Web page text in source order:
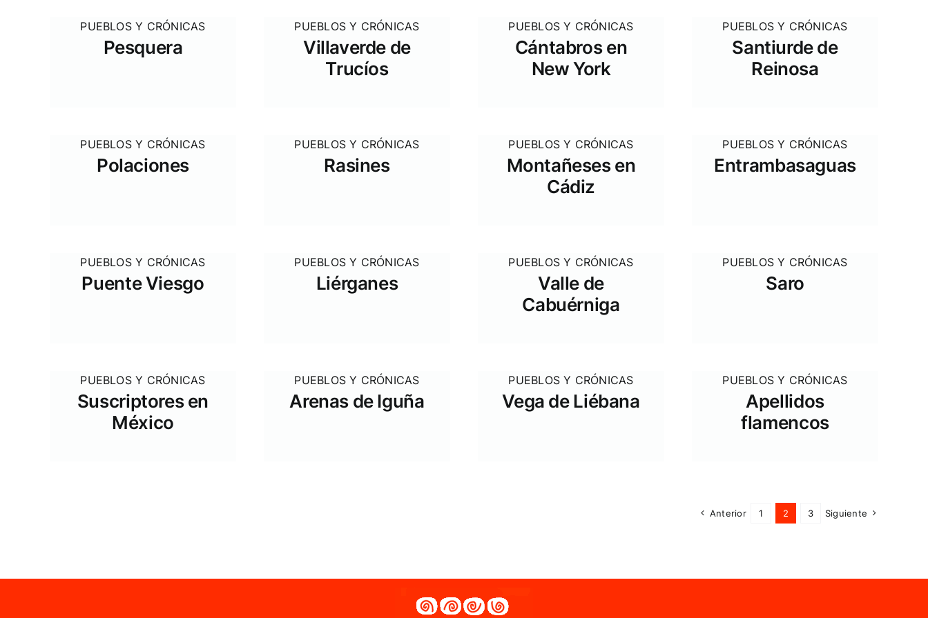
PUEBLOS Y CRÓNICAS
Pesquera
PUEBLOS Y CRÓNICAS
Villaverde de
Trucíos
PUEBLOS Y CRÓNICAS
Cántabros en
New York
PUEBLOS Y CRÓNICAS
Santiurde de
Reinosa
PUEBLOS Y CRÓNICAS
Polaciones
PUEBLOS Y CRÓNICAS
Rasines
PUEBLOS Y CRÓNICAS
Montañeses en
Cádiz
PUEBLOS Y CRÓNICAS
Entrambasaguas
PUEBLOS Y CRÓNICAS
Puente Viesgo
PUEBLOS Y CRÓNICAS
Liérganes
PUEBLOS Y CRÓNICAS
Valle de
Cabuérniga
PUEBLOS Y CRÓNICAS
Saro
PUEBLOS Y CRÓNICAS
Suscriptores en
México
PUEBLOS Y CRÓNICAS
Arenas de Iguña
PUEBLOS Y CRÓNICAS
Vega de Liébana
PUEBLOS Y CRÓNICAS
Apellidos
flamencos
Anterior 1 2 3 Siguiente